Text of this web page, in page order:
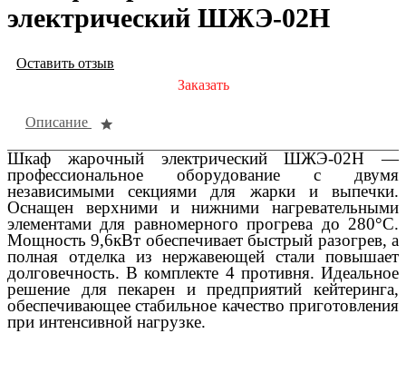
электрический ШЖЭ-02H
Оставить отзыв
Заказать
Описание
Шкаф жарочный электрический ШЖЭ-02Н —
профессиональное оборудование с двумя
независимыми секциями для жарки и выпечки.
Оснащен верхними и нижними нагревательными
элементами для равномерного прогрева до 280°C.
Мощность 9,6кВт обеспечивает быстрый разогрев, а
полная отделка из нержавеющей стали повышает
долговечность. В комплекте 4 противня. Идеальное
решение для пекарен и предприятий кейтеринга,
обеспечивающее стабильное качество приготовления
при интенсивной нагрузке.